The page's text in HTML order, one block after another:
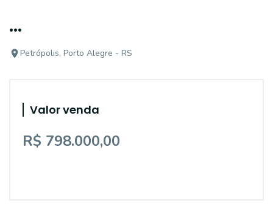
...
Petrópolis, Porto Alegre - RS
Valor venda
R$ 798.000,00